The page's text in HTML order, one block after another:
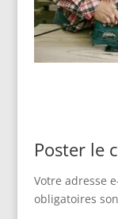
Poster le
Votre adresse
obligatoires